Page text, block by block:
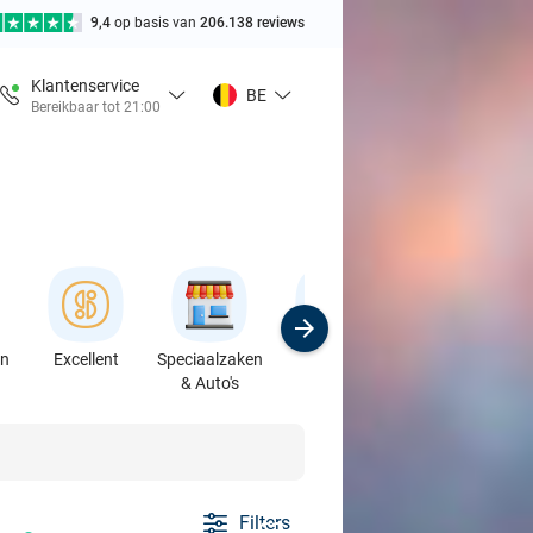
9,4 op basis van 206.138 reviews
Klantenservice
Bereikbaar tot 21:00
BE
Excellent
Speciaalzaken
& Auto's
Sport
Filters